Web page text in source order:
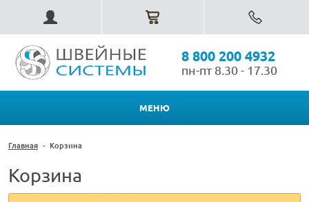
8 800 200 4932
пн-пт 8.30 - 17.30
МЕНЮ
Главная - Корзина
Корзина